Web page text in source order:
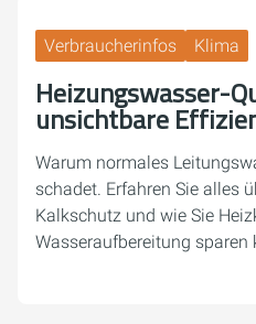
Verbraucherinfos Klima
Heizungswasser-
unsichtbare
Warum normales
schadet. Erfahren Sie alles
Kalkschutz und wie Sie
Wasseraufbereitung sparen